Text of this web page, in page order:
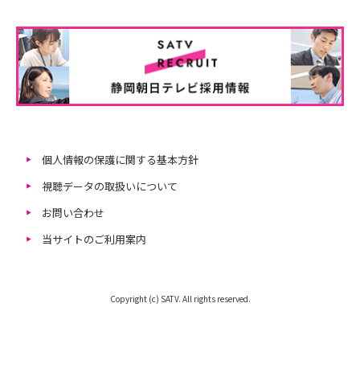
個人情報の保護に関する基本方針
視聴データの取扱いについて
お問い合わせ
当サイトのご利用案内
Copyright (c) SATV. All rights reserved.